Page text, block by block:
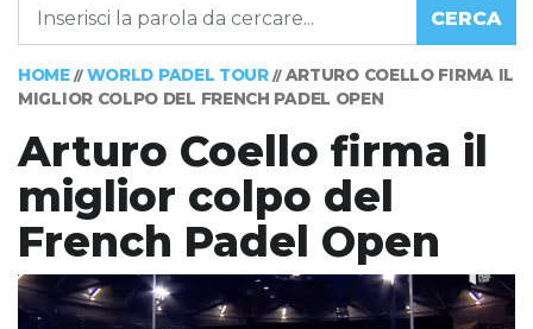
CERCA
HOME// WORLD PADEL TOUR// ARTURO COELLO FIRMA IL
MIGLIOR COLPO DEL FRENCH PADEL OPEN
Arturo Coello firma il
miglior colpo del
French Padel Open